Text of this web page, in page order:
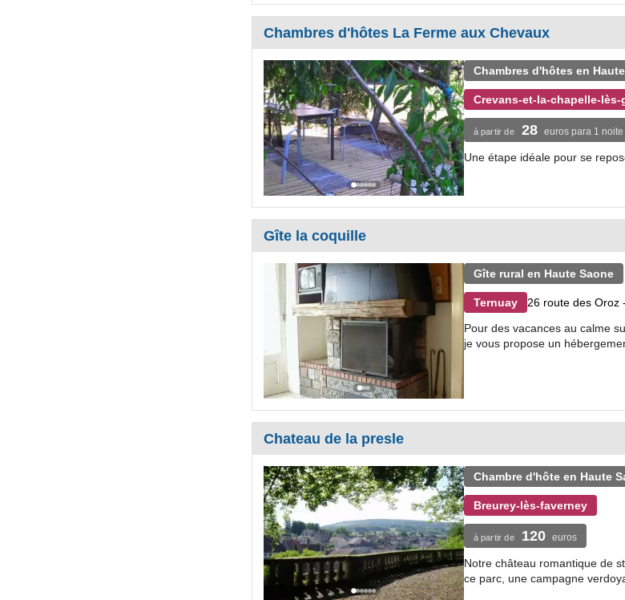
Chambres d'hôtes La Ferme aux Chevaux
Chambres d'hôtes en
Crevans-et-la-chapelle-lès-
à partir de 28 euros para 1
Une étape idéale pour se
Gîte la coquille
Gîte rural en Haute Saone
Ternuay 26 route des Oroz
Pour des vacances au calme
je vous propose un
Chateau de la presle
Chambre d'hôte en Haute
Breurey-lès-faverney
à partir de 120 euros
Notre château romantique de
ce parc, une campagne